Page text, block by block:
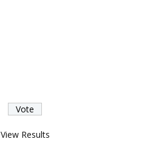
View Results